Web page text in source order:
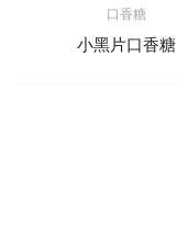
口香糖
小黑片口香糖